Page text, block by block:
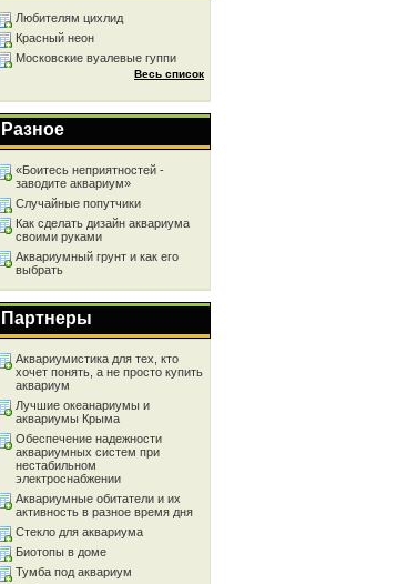
Любителям цихлид
Красный неон
Московские вуалевые гуппи
Весь список
Разное
«Боитесь неприятностей -
заводите аквариум»
Случайные попутчики
Как сделать дизайн аквариума
своими руками
Аквариумный грунт и как его
выбрать
Партнеры
Аквариумистика для тех, кто
хочет понять, а не просто купить
аквариум
Лучшие океанариумы и
аквариумы Крыма
Обеспечение надежности
аквариумных систем при
нестабильном
электроснабжении
Аквариумные обитатели и их
активность в разное время дня
Стекло для аквариума
Биотопы в доме
Тумба под аквариум